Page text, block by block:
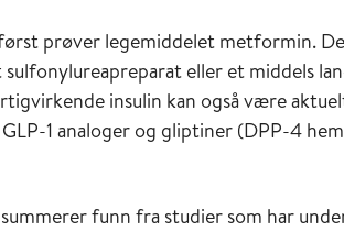
prøver legemiddelet metformin.
eller et middels
insulin kan også være
1 analoger og gliptiner (DPP-4
funn fra studier som har